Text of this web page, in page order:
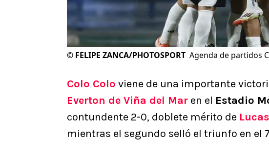
© FELIPE ZANCA/PHOTOSPORT Agenda de partidos
Colo Colo viene de una importante
Everton de Viña del Mar en el Estadio
contundente 2-0, doblete mérito de
mientras el segundo selló el triunfo en el